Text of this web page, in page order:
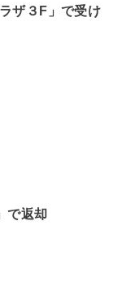
ザ３F」で受け
で返却